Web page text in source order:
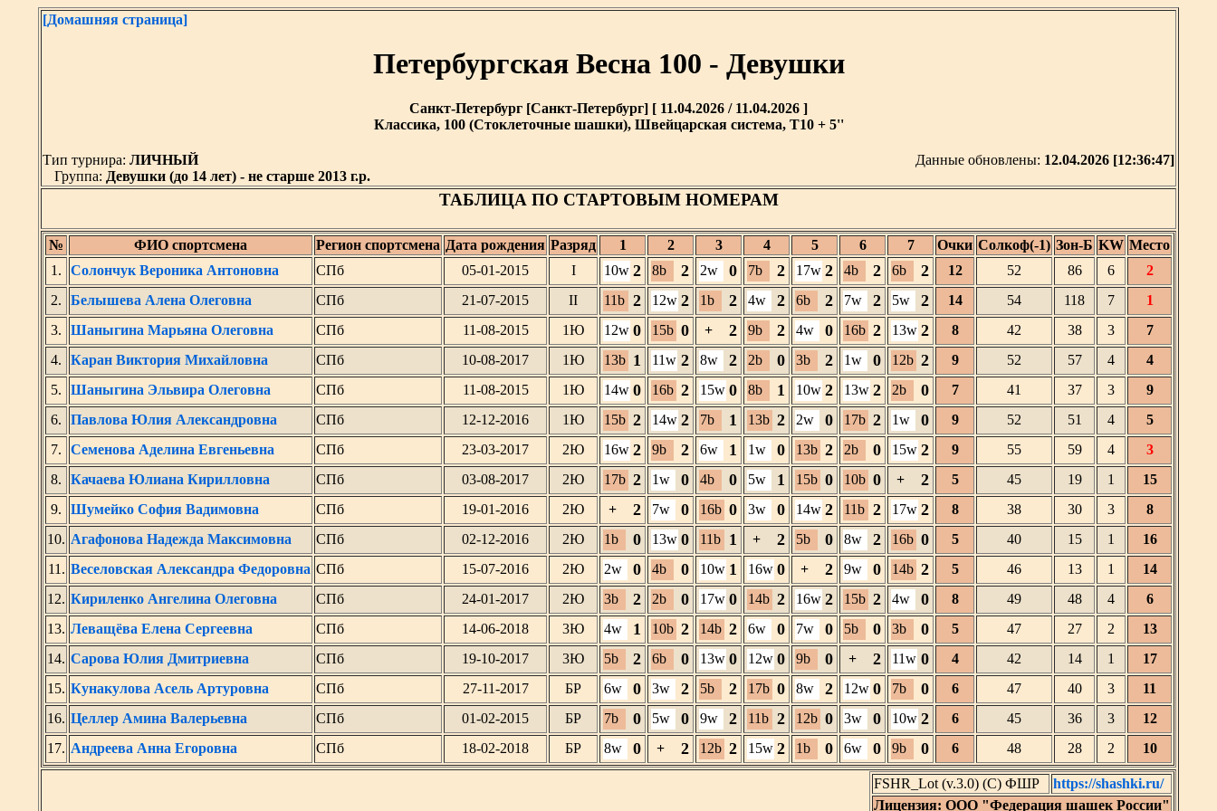
[Домашняя страница]
Петербургская Весна 100 - Девушки
Санкт-Петербург [Санкт-Петербург] [ 11.04.2026 / 11.04.2026 ]
Классика, 100 (Стоклеточные шашки), Швейцарская система, T10 + 5''
Тип турнира: ЛИЧНЫЙ Данные обновлены: 12.04.2026 [12:36:47]
Группа: Девушки (до 14 лет) - не старше 2013 г.р.
ТАБЛИЦА ПО СТАРТОВЫМ НОМЕРАМ
№ ФИО спортсмена Регион спортсмена Дата рождения Разряд 1 2 3 4 5 6 7 Очки Солкоф(-1) Зон-Б KW Место
1.
Солончук Вероника Антоновна СПб 05-01-2015 I 10w 2 8b 2 2w 0 7b 2 17w 2 4b 2 6b 2 12 52 86 6
2
2.
Белышева Алена Олеговна СПб 21-07-2015 II 11b 2 12w 2 1b 2 4w 2 6b 2 7w 2 5w 2 14 54 118 7
1
3.
Шаныгина Марьяна Олеговна СПб 11-08-2015 1Ю 12w 0 15b 0 + 2 9b 2 4w 0 16b 2 13w 2 8 42 38 3
7
4.
Каран Виктория Михайловна СПб 10-08-2017 1Ю 13b 1 11w 2 8w 2 2b 0 3b 2 1w 0 12b 2 9 52 57 4
4
5.
Шаныгина Эльвира Олеговна СПб 11-08-2015 1Ю 14w 0 16b 2 15w 0 8b 1 10w 2 13w 2 2b 0 7 41 37 3
9
6.
Павлова Юлия Александровна СПб 12-12-2016 1Ю 15b 2 14w 2 7b 1 13b 2 2w 0 17b 2 1w 0 9 52 51 4
5
7.
Семенова Аделина Евгеньевна СПб 23-03-2017 2Ю 16w 2 9b 2 6w 1 1w 0 13b 2 2b 0 15w 2 9 55 59 4
3
8.
Качаева Юлиана Кирилловна СПб 03-08-2017 2Ю 17b 2 1w 0 4b 0 5w 1 15b 0 10b 0 + 2 5 45 19 1
15
9.
Шумейко София Вадимовна СПб 19-01-2016 2Ю + 2 7w 0 16b 0 3w 0 14w 2 11b 2 17w 2 8 38 30 3
8
10. Агафонова Надежда Максимовна СПб 02-12-2016 2Ю 1b 0 13w 0 11b 1 + 2 5b 0 8w 2 16b 0 5 40 15 1
16
11. Веселовская Александра Федоровна СПб 15-07-2016 2Ю 2w 0 4b 0 10w 1 16w 0 + 2 9w 0 14b 2 5 46 13 1
14
12. Кириленко Ангелина Олеговна СПб 24-01-2017 2Ю 3b 2 2b 0 17w 0 14b 2 16w 2 15b 2 4w 0 8 49 48 4
6
13. Леващёва Елена Сергеевна СПб 14-06-2018 3Ю 4w 1 10b 2 14b 2 6w 0 7w 0 5b 0 3b 0 5 47 27 2
13
14. Сарова Юлия Дмитриевна СПб 19-10-2017 3Ю 5b 2 6b 0 13w 0 12w 0 9b 0 + 2 11w 0 4 42 14 1
17
15. Кунакулова Асель Артуровна СПб 27-11-2017 БР 6w 0 3w 2 5b 2 17b 0 8w 2 12w 0 7b 0 6 47 40 3
11
16. Целлер Амина Валерьевна СПб 01-02-2015 БР 7b 0 5w 0 9w 2 11b 2 12b 0 3w 0 10w 2 6 45 36 3
12
17. Андреева Анна Егоровна СПб 18-02-2018 БР 8w 0 + 2 12b 2 15w 2 1b 0 6w 0 9b 0 6 48 28 2 10
FSHR_Lot (v.3.0) (C) ФШР
https://shashki.ru/
Лицензия: ООО "Федерация шашек России"